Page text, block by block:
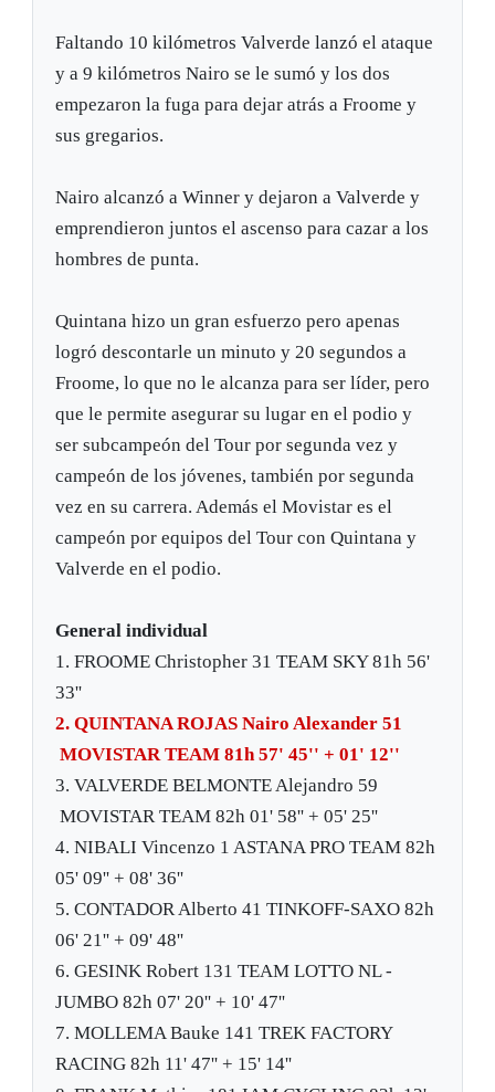
Faltando 10 kilómetros Valverde lanzó el ataque
y a 9 kilómetros Nairo se le sumó y los dos
empezaron la fuga para dejar atrás a Froome y
sus gregarios.
Nairo alcanzó a Winner y dejaron a Valverde y
emprendieron juntos el ascenso para cazar a los
hombres de punta.
Quintana hizo un gran esfuerzo pero apenas
logró descontarle un minuto y 20 segundos a
Froome, lo que no le alcanza para ser líder, pero
que le permite asegurar su lugar en el podio y
ser subcampeón del Tour por segunda vez y
campeón de los jóvenes, también por segunda
vez en su carrera. Además el Movistar es el
campeón por equipos del Tour con Quintana y
Valverde en el podio.
General individual
1. FROOME Christopher 31 TEAM SKY 81h 56'
33''
2. QUINTANA ROJAS Nairo Alexander 51
MOVISTAR TEAM 81h 57' 45'' + 01' 12''
3. VALVERDE BELMONTE Alejandro 59
MOVISTAR TEAM 82h 01' 58'' + 05' 25''
4. NIBALI Vincenzo 1 ASTANA PRO TEAM 82h
05' 09'' + 08' 36''
5. CONTADOR Alberto 41 TINKOFF-SAXO 82h
06' 21'' + 09' 48''
6. GESINK Robert 131 TEAM LOTTO NL -
JUMBO 82h 07' 20'' + 10' 47''
7. MOLLEMA Bauke 141 TREK FACTORY
RACING 82h 11' 47'' + 15' 14''